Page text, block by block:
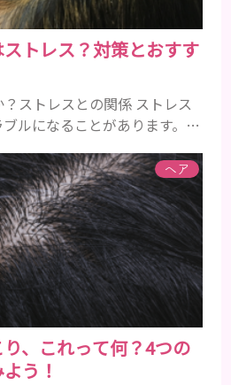
トレス？対策とおすす
ストレスとの関係 ストレス
ルになることがあります。頭
感じると、交感神経が優位に
皮脂の分泌量が増えて炎症が起
らに、血行不良になり栄養が行
解消は、頭皮の健康に大切
頭皮が赤い状態は、アトピ
ヘア
、これって何？4つの
う！